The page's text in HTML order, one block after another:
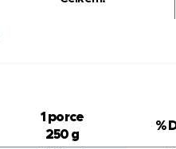
1 porce
250 g
%